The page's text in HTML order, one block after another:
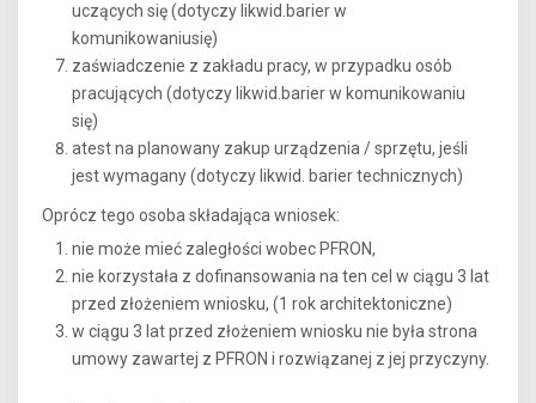
uczących się (dotyczy likwid.barier w
komunikowaniusię)
zaświadczenie z zakładu pracy, w przypadku osób
pracujących (dotyczy likwid.barier w komunikowaniu
się)
atest na planowany zakup urządzenia / sprzętu, jeśli
jest wymagany (dotyczy likwid. barier technicznych)
Oprócz tego osoba składająca wniosek:
nie może mieć zaległości wobec PFRON,
nie korzystała z dofinansowania na ten cel w ciągu 3 lat
przed złożeniem wniosku, (1 rok architektoniczne)
w ciągu 3 lat przed złożeniem wniosku nie była strona
umowy zawartej z PFRON i rozwiązanej z jej przyczyny.